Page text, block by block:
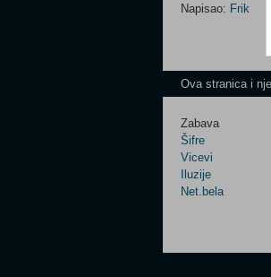
Napisao: Frik
Ova stranica i
Zabava
Šifre
Vicevi
Iluzije
Net.bela